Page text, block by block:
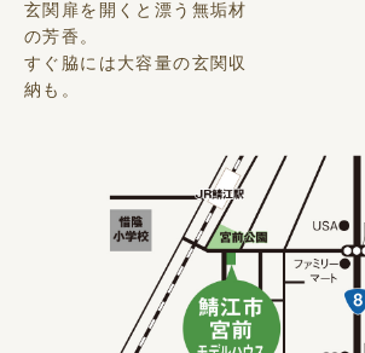
玄関扉を開くと漂う無垢材
の芳香。
すぐ脇には大容量の玄関収
納も。